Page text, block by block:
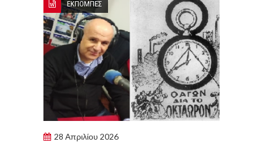
ΕΚΠΟΜΠΕΣ
28 Απριλίου 2026